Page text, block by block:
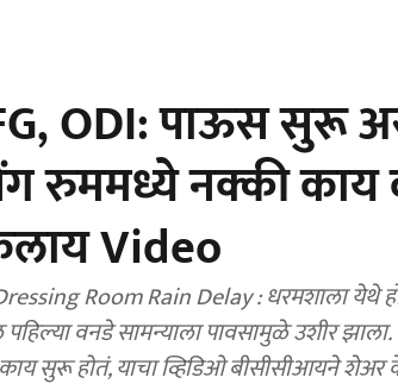
ODI: पाऊस सुरू
रुममध्ये नक्की काय
Video
Room Rain Delay : धरमशाला येथे
वनडे सामन्याला पावसामुळे उशीर
काय सुरू होतं, याचा व्हिडिओ बीसीसीआयने